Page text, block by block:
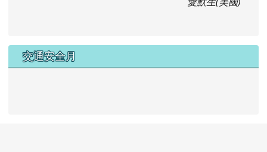
交通安全月